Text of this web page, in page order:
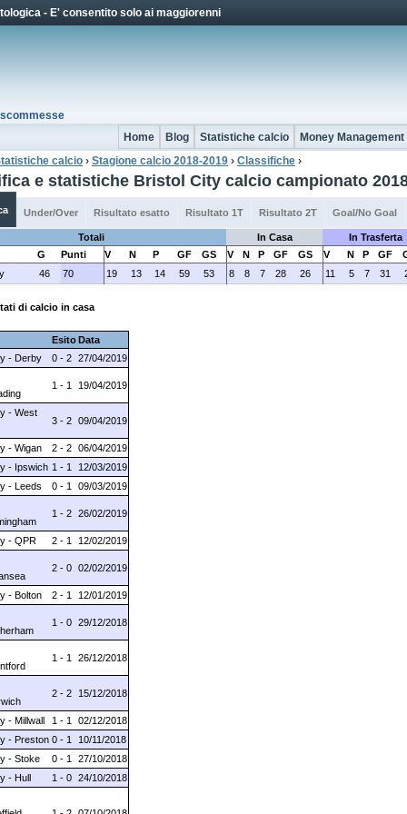
Jump to Navigation
- E' consentito solo ai maggiorenni
Home
Blog Statistiche calcio Money Management
qui
calcio › Stagione calcio 2018-2019 › Classifiche ›
e statistiche Bristol City calcio campionato
Under/Over Risultato esatto Risultato 1T Risultato 2T Goal/No Goal
Totali In Casa
In Trasferta
G
Punti V N P GF GS V N P GF GS V N P GF
46 70 19 13 14 59 53 8 8 7 28 26 11 5 7 31
di calcio in casa
EsitoData
- Derby
0 - 2 27/04/2019
1 - 1 19/04/2019
- West
3 - 2 09/04/2019
- Wigan 2 - 2 06/04/2019
- Ipswich 1 - 1
12/03/2019
- Leeds
0 - 1 09/03/2019
1 - 2 26/02/2019
- QPR 2 - 1 12/02/2019
2 - 0 02/02/2019
- Bolton 2 - 1 12/01/2019
1 - 0 29/12/2018
1 - 1 26/12/2018
2 - 2 15/12/2018
- Millwall 1 - 1
02/12/2018
- Preston 0 - 1
10/11/2018
- Stoke
0 - 1
27/10/2018
- Hull
1 - 0 24/10/2018